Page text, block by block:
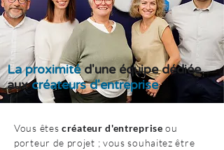
La proximitéd'une équipe dédiée
auxcréateurs d'entreprise
Vous êtes créateur d'entreprise ou
porteur de projet ; vous souhaitez être